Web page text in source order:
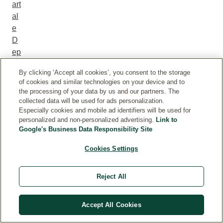
art
al
e
D
ep
ss
ne
tre
nu
By clicking ‘Accept all cookies’, you consent to the storage
of cookies and similar technologies on your device and to
the processing of your data by us and our partners. The
collected data will be used for ads personalization.
Especially cookies and mobile ad identifiers will be used for
personalized and non-personalized advertising. Link to
Google's Business Data Responsibility Site
Cookies Settings
Reject All
Accept All Cookies